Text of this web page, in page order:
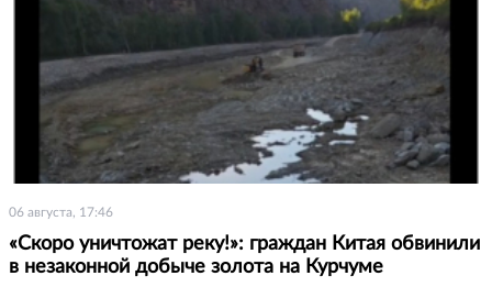
06 августа, 17:46
«Скоро уничтожат реку!»: граждан Китая обвинили
в незаконной добыче золота на Курчуме